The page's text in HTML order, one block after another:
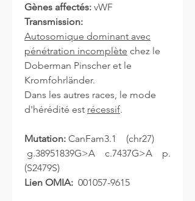
Gènes affectés: vWF
Transmission:
Autosomique dominant avec
pénétration incomplète chez le
Doberman Pinscher et le
Kromfohrländer.
Dans les autres races, le mode
d'hérédité est récessif.
Mutation: CanFam3.1 (chr27)
g.38951839G>A c.7437G>A p.
(S2479S)
Lien OMIA: 001057-9615